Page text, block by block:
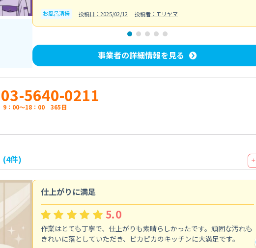
お風呂清掃 投稿日：2025/02/12 投稿者：モリヤマ
事業者の詳細情報を見る
03-5640-0211
9：00～18：00 365日
(4件) ＋
仕上がりに満足
5.0
作業はとても丁寧で、仕上がりも素晴らしかったです。頑固な汚れも
きれいに落としていただき、ピカピカのキッチンに大満足です。